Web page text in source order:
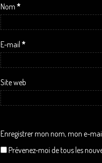
Nom *
E-mail *
Site web
Enregistrer mon nom, mon e-
Prévenez-moi de tous les